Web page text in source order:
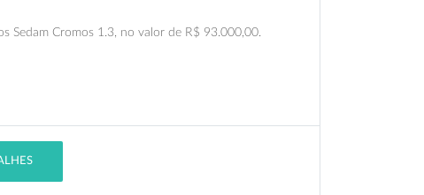
Sedam Cromos 1.3, no valor de R$ 93.000,00.